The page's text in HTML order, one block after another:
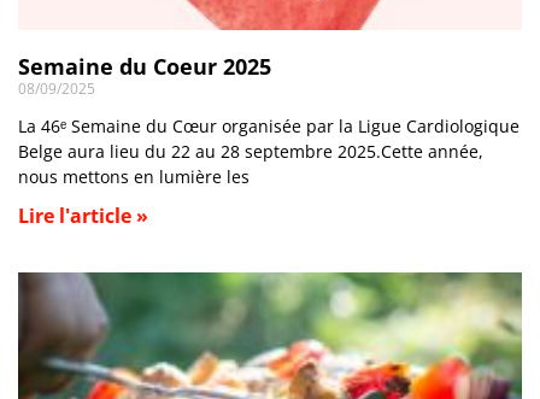
Semaine du Coeur 2025
08/09/2025
La 46ᵉ Semaine du Cœur organisée par la Ligue Cardiologique
Belge aura lieu du 22 au 28 septembre 2025.Cette année,
nous mettons en lumière les
Lire l'article »